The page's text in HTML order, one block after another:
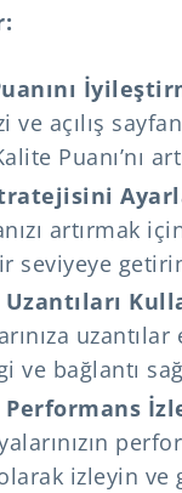
ve açılış
Puanı’nı
artırmak
seviyeye
ve bağlantı
izleyin ve